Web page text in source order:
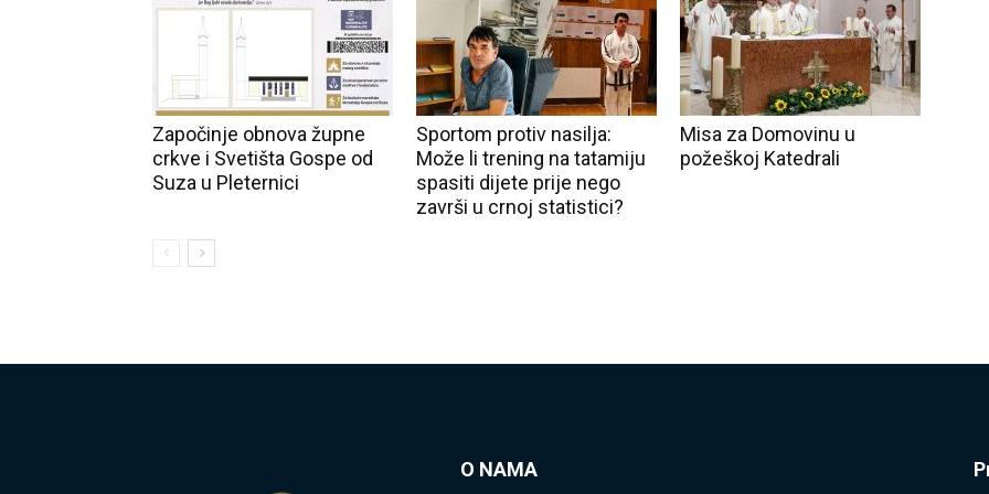
Započinje obnova župne
crkve i Svetišta Gospe od
Suza u Pleternici
Sportom protiv nasilja:
Može li trening na tatamiju
spasiti dijete prije nego
završi u crnoj statistici?
Misa za Domovinu u
požeškoj Katedrali
O NAMA